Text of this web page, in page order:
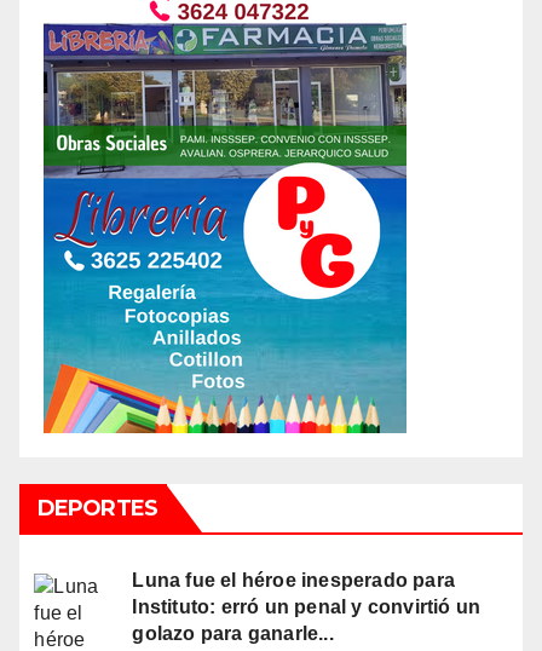
DEPORTES
Luna fue el héroe inesperado para
Instituto: erró un penal y convirtió un
golazo para ganarle...